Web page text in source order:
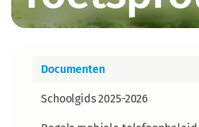
Documenten
Schoolgids 2025-2026